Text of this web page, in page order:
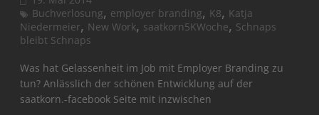
Buchverlosung, employer branding, K8, Katja
Niedermeier, New Work, saatkorn5KWoche, Schnaps
bleibt Schnaps
Was hat Gelassenheit im Job mit Employer Branding zu
tun? Anlässlich der schönen Entwicklung auf der
saatkorn.-facebook Seite mit inzwischen